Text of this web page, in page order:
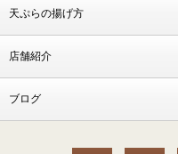
天ぷらの揚げ方
店舗紹介
ブログ